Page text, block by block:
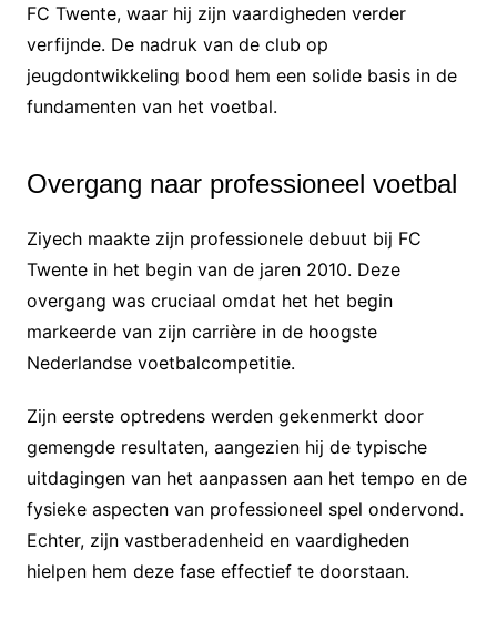
FC Twente, waar hij zijn vaardigheden verder
verfijnde. De nadruk van de club op
jeugdontwikkeling bood hem een solide basis in de
fundamenten van het voetbal.
Overgang naar professioneel voetbal
Ziyech maakte zijn professionele debuut bij FC
Twente in het begin van de jaren 2010. Deze
overgang was cruciaal omdat het het begin
markeerde van zijn carrière in de hoogste
Nederlandse voetbalcompetitie.
Zijn eerste optredens werden gekenmerkt door
gemengde resultaten, aangezien hij de typische
uitdagingen van het aanpassen aan het tempo en de
fysieke aspecten van professioneel spel ondervond.
Echter, zijn vastberadenheid en vaardigheden
hielpen hem deze fase effectief te doorstaan.